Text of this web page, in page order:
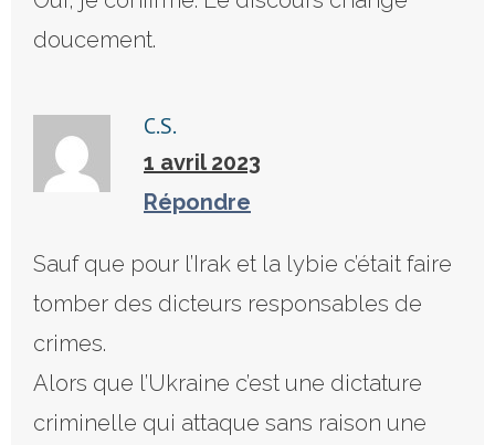
doucement.
C.S.
1 avril 2023
Répondre
Sauf que pour l’Irak et la lybie c’était faire
tomber des dicteurs responsables de
crimes.
Alors que l’Ukraine c’est une dictature
criminelle qui attaque sans raison une